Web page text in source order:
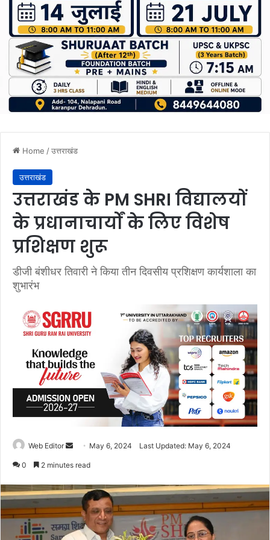
Home /उत्तराखंड
उत्तराखंड
उत्तराखंड के PM SHRI विद्यालयों
के प्रधानाचार्यों के लिए विशेष
प्रशिक्षण शुरू
डीजी बंशीधर तिवारी ने किया तीन दिवसीय प्रशिक्षण कार्यशाला का
शुभारंभ
Web Editor
d
n
e
May 6, 2024 Last Updated: May 6, 2024
0 2 minutes read